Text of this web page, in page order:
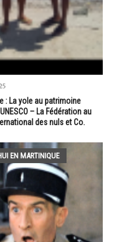
: La yole au patrimoine
– La Fédération au
des nuls et Co.
EN MARTINIQUE